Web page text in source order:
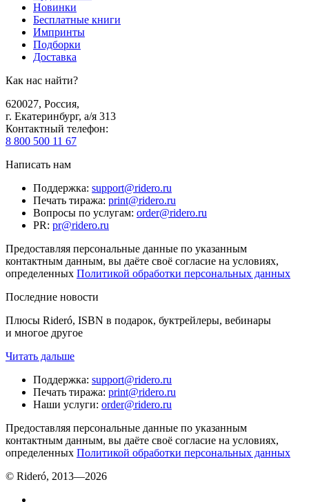
Новинки
Бесплатные книги
Импринты
Подборки
Доставка
Как нас найти?
620027, Россия,
г. Екатеринбург, а/я 313
Контактный телефон:
8 800 500 11 67
Написать нам
Поддержка: support@ridero.ru
Печать тиража: print@ridero.ru
Вопросы по услугам: order@ridero.ru
PR: pr@ridero.ru
Предоставляя персональные данные по указанным
контактным данным, вы даёте своё согласие на условиях,
определенных Политикой обработки персональных данных
Последние новости
Плюсы Rideró, ISBN в подарок, буктрейлеры, вебинары
и многое другое
Читать дальше
Поддержка: support@ridero.ru
Печать тиража: print@ridero.ru
Наши услуги: order@ridero.ru
Предоставляя персональные данные по указанным
контактным данным, вы даёте своё согласие на условиях,
определенных Политикой обработки персональных данных
© Rideró, 2013—2026